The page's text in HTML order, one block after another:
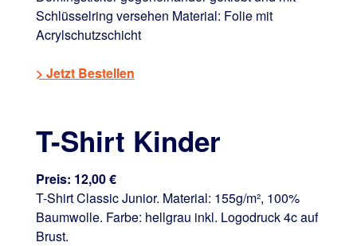
Schlüsselring versehen Material: Folie mit
Acrylschutzschicht
> Jetzt Bestellen
T-Shirt Kinder
Preis: 12,00 €
T-Shirt Classic Junior. Material: 155g/m², 100%
Baumwolle. Farbe: hellgrau inkl. Logodruck 4c auf
Brust.